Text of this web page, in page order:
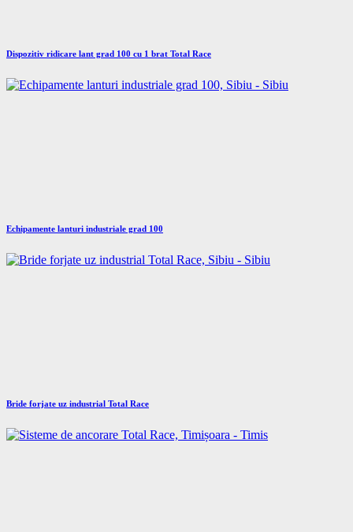
Dispozitiv ridicare lant grad 100 cu 1 brat Total Race
Echipamente lanturi industriale grad 100
Bride forjate uz industrial Total Race